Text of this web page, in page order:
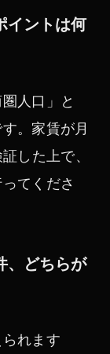
イントは何
人口」と
。家賃が月
した上で、
てくださ
、どちらが
れます